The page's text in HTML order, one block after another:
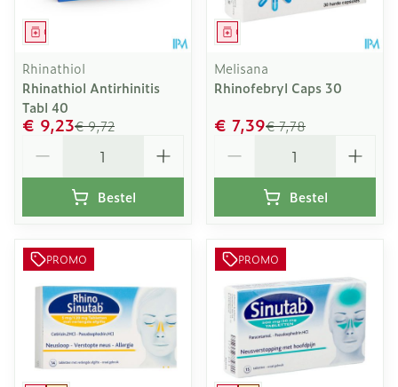
Geneesmiddel
Rhinathiol
Rhinathiol Antirhinitis
Tabl 40
€ 9,72
€ 9,23
Bestel
Geneesmiddel
Melisana
Rhinofebryl Caps 30
€ 7,78
€ 7,39
Bestel
PROMO PROMO